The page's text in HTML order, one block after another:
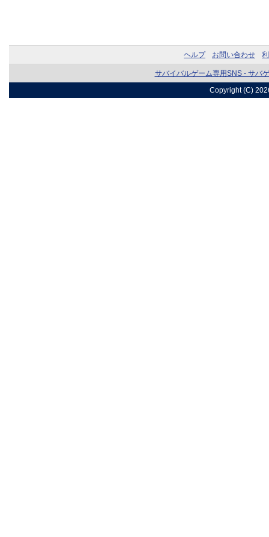
ヘルプ お問い合わせ
サバイバルゲーム専用SNS - サバ
Copyright (C)